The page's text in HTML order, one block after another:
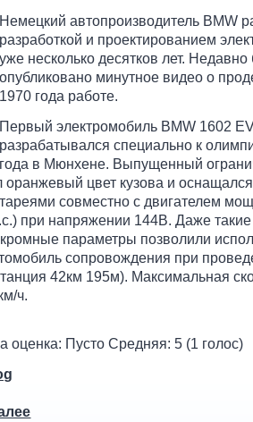
Немецкий автопроизводитель BMW
разработкой и проектированием
уже несколько десятков лет.
опубликовано минутное видео о
1970 года работе.
Первый электромобиль BMW 1602
разрабатывался специально к
года в Мюнхене. Выпущенный
оранжевый цвет кузова и
совместно с двигателем
при напряжении 144В. Даже такие
параметры позволили
сопровождения при
42км 195м). Максимальная
ч.
оценка: Пусто Средняя:5 (1 голос)